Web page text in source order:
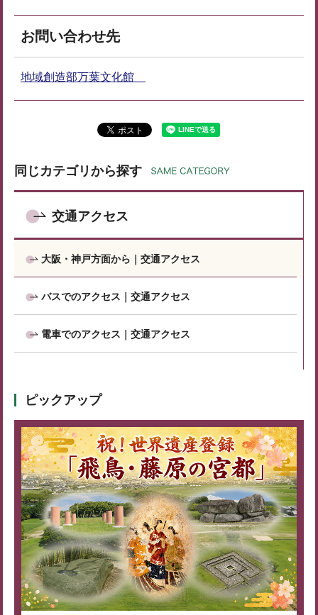
お問い合わせ先
地域創造部万葉文化館
同じカテゴリから探す
交通アクセス
大阪・神戸方面から｜交通アクセス
バスでのアクセス｜交通アクセス
電車でのアクセス｜交通アクセス
ピックアップ